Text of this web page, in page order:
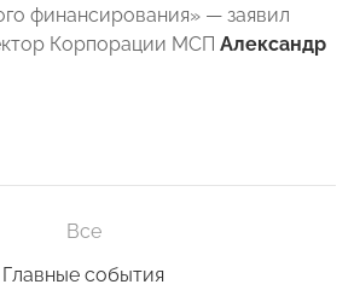
финансирования» — заявил
Корпорации МСП Александр
Все
Главные события